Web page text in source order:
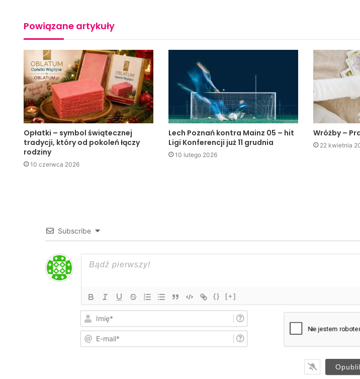
Powiązane artykuły
Opłatki – symbol świątecznej
tradycji, który od pokoleń łączy
rodziny
10 czerwca 2026
Lech Poznań kontra Mainz 05 – hit
Ligi Konferencji już 11 grudnia
10 lutego 2026
Wróżby –
22 kwietnia
Subscribe
{} [+]
i
*